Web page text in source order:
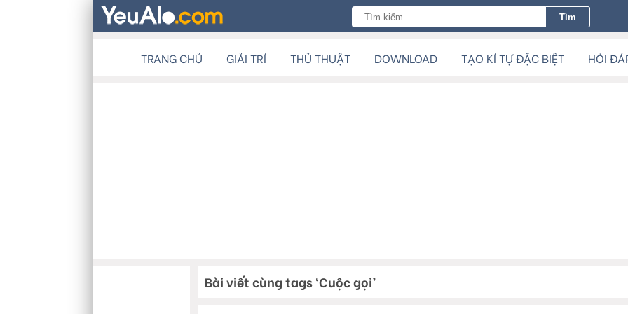
TRANG CHỦ GIẢI TRÍ THỦ THUẬT DOWNLOAD TẠO KÍ TỰ ĐẶC BIỆT HỎI
Bài viết cùng tags ‘Cuộc gọi’